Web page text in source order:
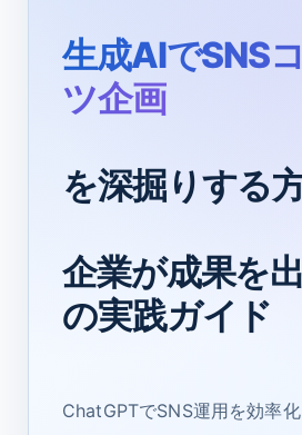
生成AIでSNS
ツ企画
を深掘りする
企業が成果を
の実践ガイド
ChatGPTでSNS運用を効率